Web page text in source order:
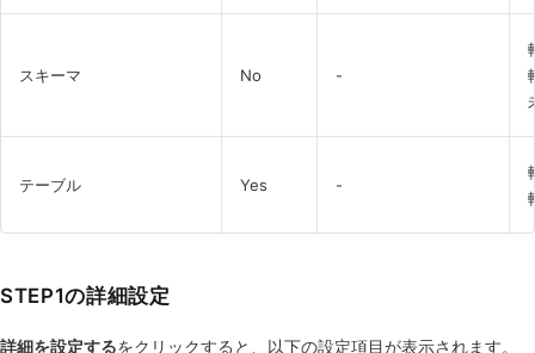
スキーマ No -
テーブル Yes -
STEP1の詳細設定
詳細を設定するをクリックすると、以下の設定項目が表示されます。